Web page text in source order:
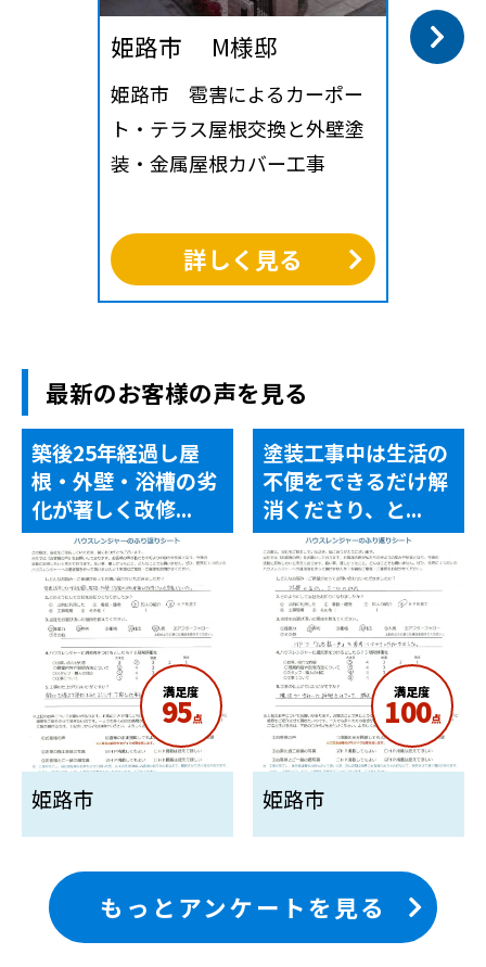
姫路市 M様邸
姫路市 雹害によるカーポー
ト・テラス屋根交換と外壁塗
装・金属屋根カバー工事
詳しく見る
最新のお客様の声を見る
築後25年経過し屋
根・外壁・浴槽の劣
化が著しく改修...
満足度
95点
姫路市
塗装工事中は生活の
不便をできるだけ解
消くださり、と...
満足度
100点
姫路市
もっとアンケートを見る